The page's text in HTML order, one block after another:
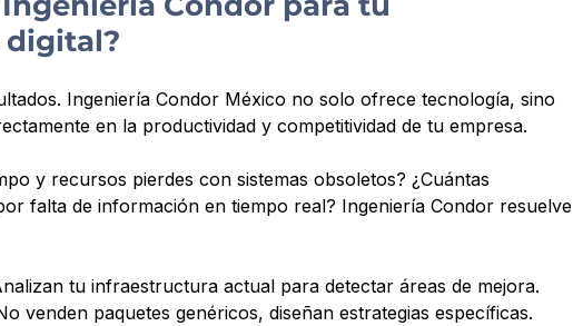
Ingeniería Condor México no solo ofrece tecnología, sino
en la productividad y competitividad de tu empresa.
y recursos pierdes con sistemas obsoletos? ¿Cuántas
falta de información en tiempo real? Ingeniería Condor resuelve
tu infraestructura actual para detectar áreas de mejora.
venden paquetes genéricos, diseñan estrategias específicas.